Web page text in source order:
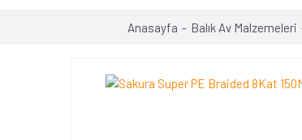
Anasayfa Balık Av Malzemeleri